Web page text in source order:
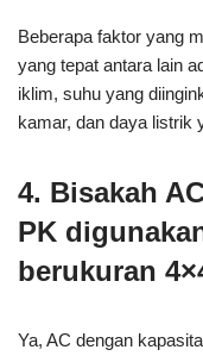
Beberapa faktor yang
yang tepat antara lain
iklim, suhu yang
kamar, dan daya listrik
4. Bisakah
PK
berukuran
Ya, AC dengan